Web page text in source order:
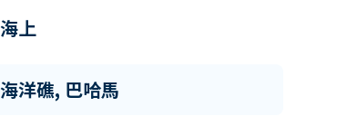
海上
海洋礁, 巴哈馬